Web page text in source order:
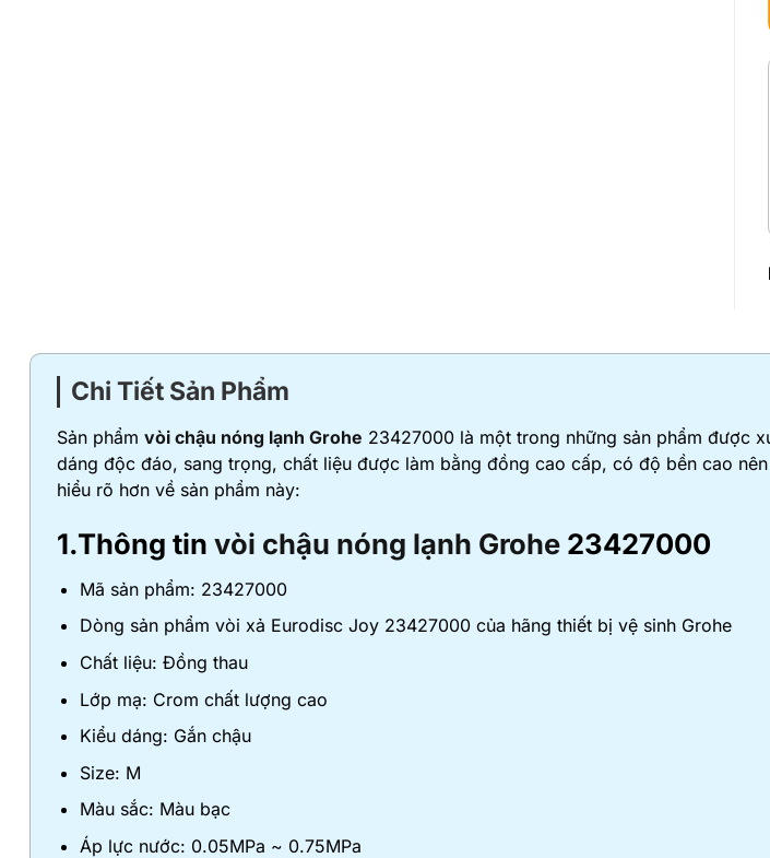
Chi Tiết Sản Phẩm
Sản phẩm vòi chậu nóng lạnh Grohe 23427000 là một trong những sản phẩm được
dáng độc đáo, sang trọng, chất liệu được làm bằng đồng cao cấp, có độ bền cao
hiểu rõ hơn về sản phẩm này:
1.Thông tin vòi chậu nóng lạnh Grohe 23427000
Mã sản phẩm: 23427000
Dòng sản phẩm vòi xả Eurodisc Joy 23427000 của hãng thiết bị vệ sinh Grohe
Chất liệu: Đồng thau
Lớp mạ: Crom chất lượng cao
Kiểu dáng: Gắn chậu
Size: M
Màu sắc: Màu bạc
Áp lực nước: 0.05MPa ~ 0.75MPa